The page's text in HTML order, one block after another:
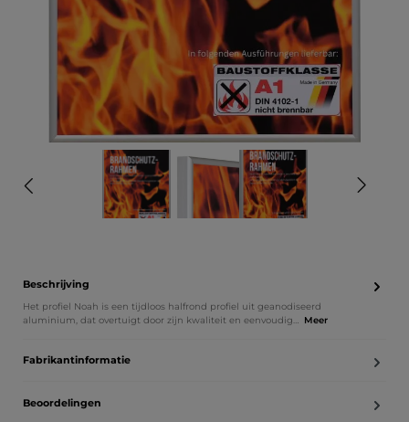
Beschrijving
Het profiel Noah is een tijdloos halfrond profiel uit geanodiseerd
aluminium, dat overtuigt door zijn kwaliteit en eenvoudig… Meer
Fabrikantinformatie
Beoordelingen